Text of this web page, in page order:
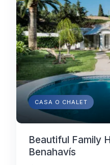
CASA O CHALET
Beautiful Family
Benahavís